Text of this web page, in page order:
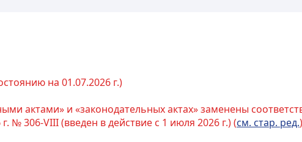
на 01.07.2026 г.)
актами» и «законодательных актах» заменены
№ 306-VIII (введен в действие с 1 июля 2026 г.) (см. стар. ред.)